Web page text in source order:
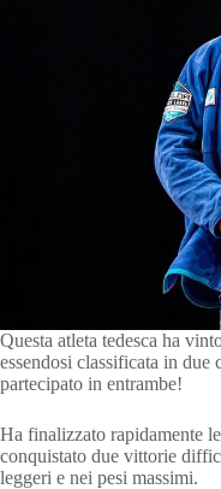
Questa atleta tedesca ha
essendosi classificata in due
partecipato in entrambe!
Ha finalizzato rapidamente
conquistato due vittorie
leggeri e nei pesi massimi.